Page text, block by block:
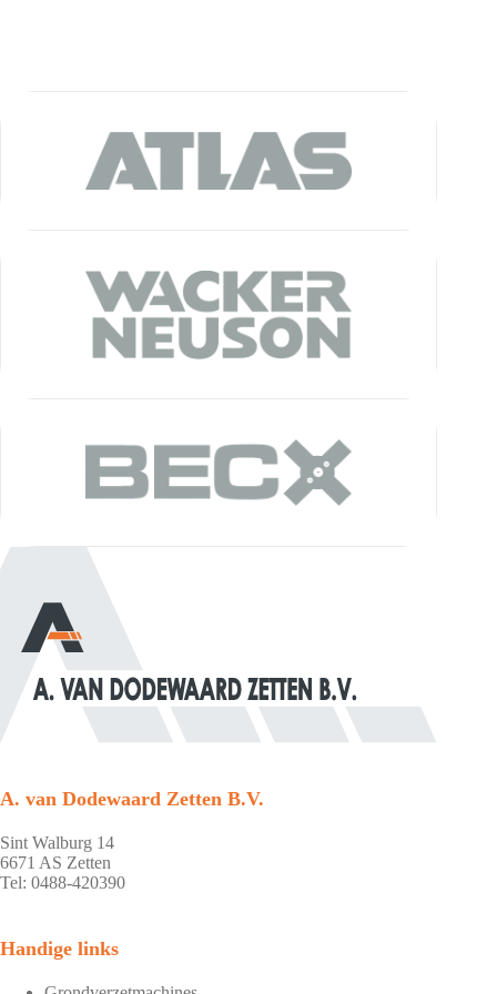
A. van Dodewaard Zetten B.V.
Sint Walburg 14
6671 AS Zetten
Tel: 0488-420390
Handige links